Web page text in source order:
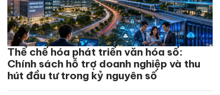
Thể chế hóa phát triển văn hóa số:
Chính sách hỗ trợ doanh nghiệp và thu
hút đầu tư trong kỷ nguyên số